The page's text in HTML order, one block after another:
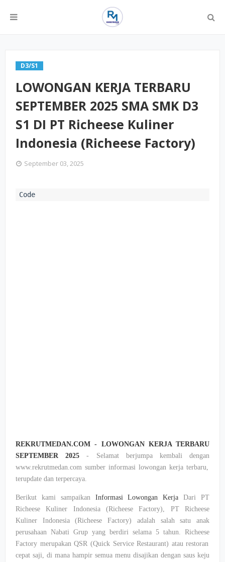
D3/S1
LOWONGAN KERJA TERBARU
SEPTEMBER 2025 SMA SMK D3
S1 DI PT Richeese Kuliner
Indonesia (Richeese Factory)
September 03, 2025
REKRUTMEDAN.COM - LOWONGAN KERJA TERBARU
SEPTEMBER 2025 - Selamat berjumpa kembali
dengan
www.rekrutmedan.com sumber informasi lowongan kerja terbaru,
terupdate dan terpercaya.
Berikut kami sampaikan Informasi Lowongan Kerja Dari PT
Richeese
Kuliner Indonesia (Richeese Factory), PTRicheese
Kuliner Indonesia (Richeese Factory) adalahsalahsatu
anak
perusahaan Nabati Grup yang berdiri selama 5 tahun. Richeese
Factory merupakanQSR (Quick Service Restaurant) atau restoran
cepat saji, di mana hampir semua menu disajikan dengan saus keju